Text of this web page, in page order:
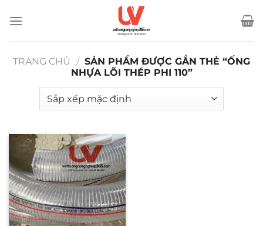
qua
TRANG CHỦ
/ SẢN PHẨM ĐƯỢC GẮN THẺ “ỐNG
NHỰA LÕI THÉP PHI 110”